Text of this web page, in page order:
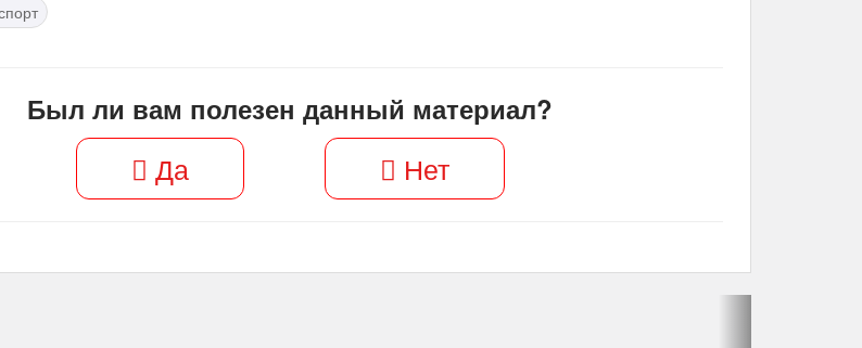
Был ли вам полезен данный материал?
Да Нет